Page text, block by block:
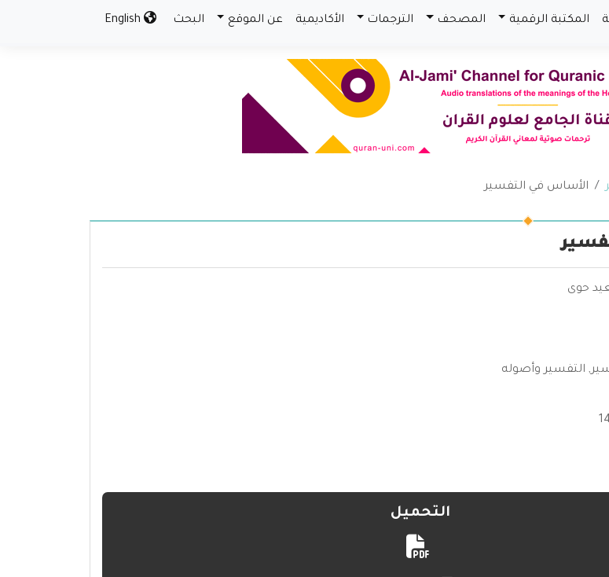
المكتبة الرقمية المصحف الترجمات الأكاديمية عن الموقع البحث
الأساس في التفسير
حوى
, التفسير وأصوله
التحميل